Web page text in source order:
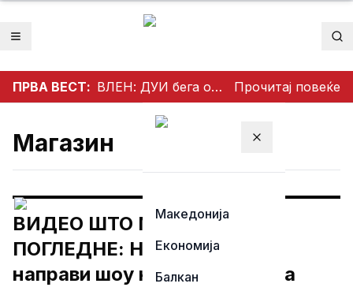
Отвори мени
ПРВА ВЕСТ: ВЛЕН: ДУИ бега од прашањата за Артан Груби Прочитај повеќе
Затвори мени
Македонија
Економија
Балкан
Магазин
ВИДЕО ШТО МОРА ДА СЕ
ПОГЛЕДНЕ: Новак Ѓоковиќ
направи шоу на концертот на